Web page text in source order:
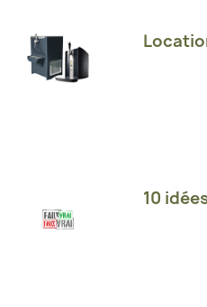
10